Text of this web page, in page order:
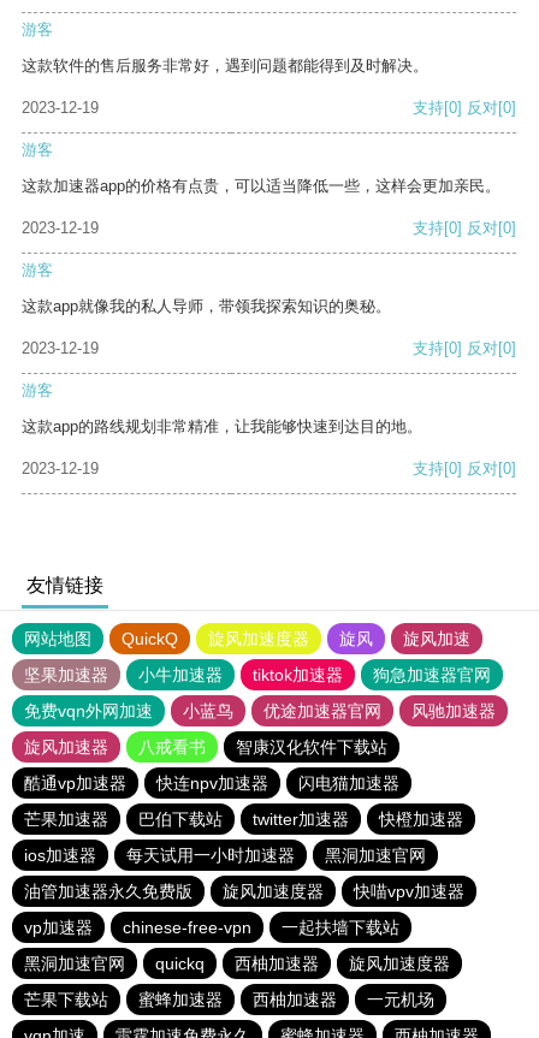
游客
这款软件的售后服务非常好，遇到问题都能得到及时解决。
2023-12-19 支持[0] 反对[0]
游客
这款加速器app的价格有点贵，可以适当降低一些，这样会更加亲民。
2023-12-19 支持[0] 反对[0]
游客
这款app就像我的私人导师，带领我探索知识的奥秘。
2023-12-19 支持[0] 反对[0]
游客
这款app的路线规划非常精准，让我能够快速到达目的地。
2023-12-19 支持[0] 反对[0]
友情链接
网站地图 QuickQ 旋风加速度器 旋风
旋风加速
坚果加速器
小牛加速器 tiktok加速器
狗急加速器官网
免费vqn外网加速
小蓝鸟 优途加速器官网
风驰加速器
旋风加速器
八戒看书
智康汉化软件下载站
酷通vp加速器
快连npv加速器
闪电猫加速器
芒果加速器
巴伯下载站 twitter加速器
快橙加速器
ios加速器
每天试用一小时加速器
黑洞加速官网
油管加速器永久免费版
旋风加速度器
快喵vpv加速器
vp加速器
chinese-free-vpn
一起扶墙下载站
黑洞加速官网
quickq 西柚加速器
旋风加速度器
芒果下载站
蜜蜂加速器 西柚加速器
一元机场